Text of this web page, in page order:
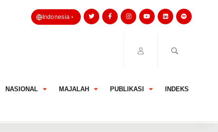
Indonesia
NASIONAL MAJALAH PUBLIKASI INDEKS